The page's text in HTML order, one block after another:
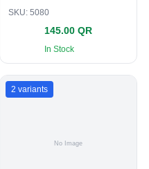
SKU: 5080
145.00 QR
In Stock
2 variants